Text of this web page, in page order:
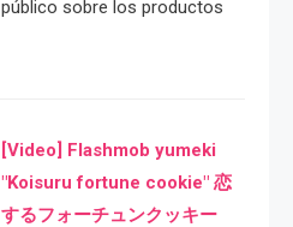
público sobre los productos
[Video] Flashmob yumeki
"Koisuru fortune cookie" 恋
するフォーチュンクッキー